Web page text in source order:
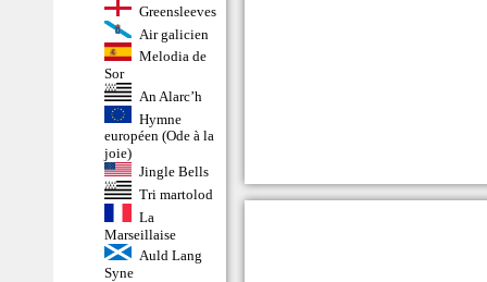
Greensleeves
Air galicien
Melodia de
Sor
An Alarc’h
Hymne
européen (Ode à la
joie)
Jingle Bells
Tri martolod
La
Marseillaise
Auld Lang
Syne